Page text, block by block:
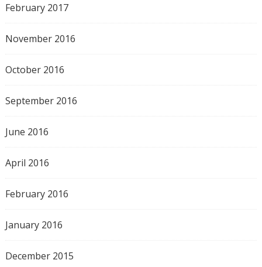
February 2017
November 2016
October 2016
September 2016
June 2016
April 2016
February 2016
January 2016
December 2015